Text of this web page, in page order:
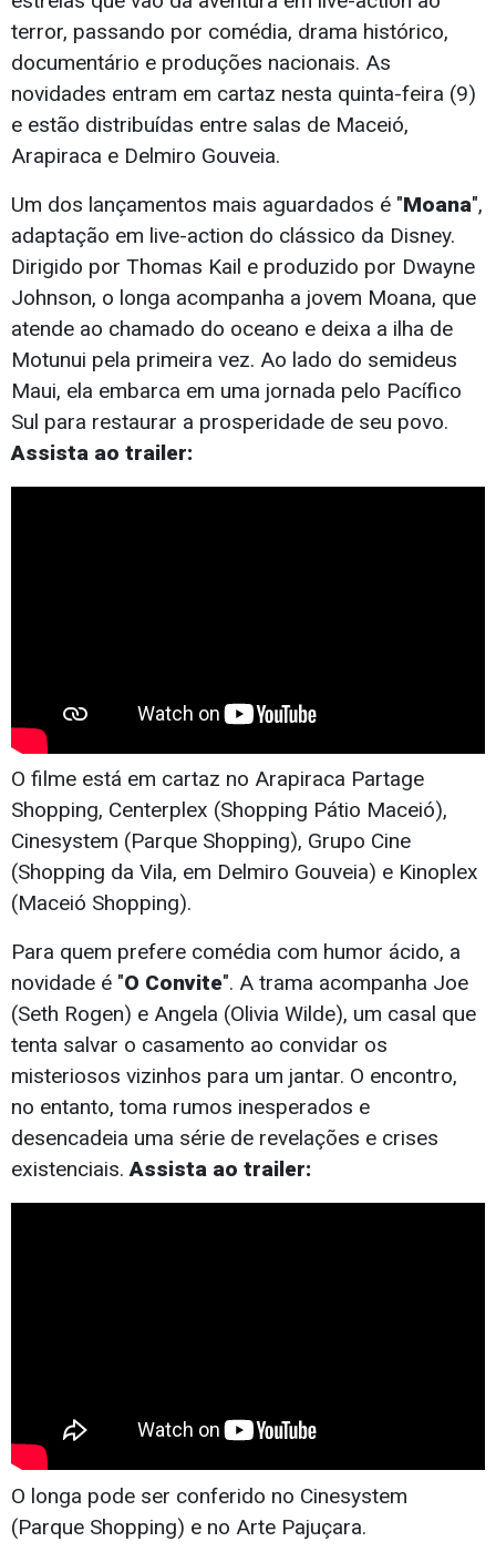
terror, passando por comédia, drama histórico,
documentário e produções nacionais. As
novidades entram em cartaz nesta quinta-feira (9)
e estão distribuídas entre salas de Maceió,
Arapiraca e Delmiro Gouveia.
Um dos lançamentos mais aguardados é "Moana",
adaptação em live-action do clássico da Disney.
Dirigido por Thomas Kail e produzido por Dwayne
Johnson, o longa acompanha a jovem Moana, que
atende ao chamado do oceano e deixa a ilha de
Motunui pela primeira vez. Ao lado do semideus
Maui, ela embarca em uma jornada pelo Pacífico
Sul para restaurar a prosperidade de seu povo.
Assista ao trailer:
O filme está em cartaz no Arapiraca Partage
Shopping, Centerplex (Shopping Pátio Maceió),
Cinesystem (Parque Shopping), Grupo Cine
(Shopping da Vila, em Delmiro Gouveia) e Kinoplex
(Maceió Shopping).
Para quem prefere comédia com humor ácido, a
novidade é "O Convite". A trama acompanha Joe
(Seth Rogen) e Angela (Olivia Wilde), um casal que
tenta salvar o casamento ao convidar os
misteriosos vizinhos para um jantar. O encontro,
no entanto, toma rumos inesperados e
desencadeia uma série de revelações e crises
existenciais.Assista ao trailer:
O longa pode ser conferido no Cinesystem
(Parque Shopping) e no Arte Pajuçara.